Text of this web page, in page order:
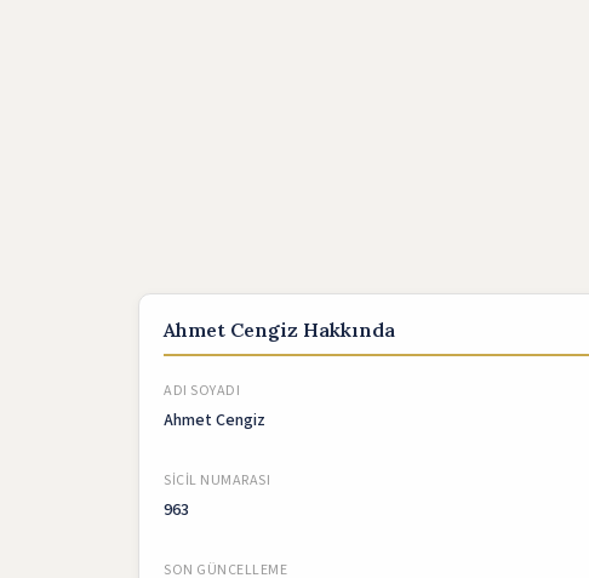
Ahmet Cengiz Hakkında
ADI SOYADI
Ahmet Cengiz
SICIL NUMARASI
963
SON GÜNCELLEME